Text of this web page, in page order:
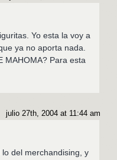
Yo esta la voy a
ya no aporta nada.
MAHOMA? Para esta
julio 27th, 2004 at 11:44 am
del merchandising, y